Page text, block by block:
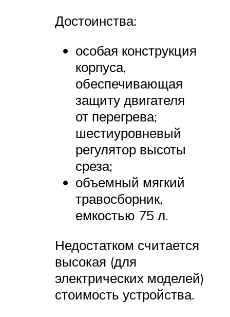
Достоинства:
особая конструкция
корпуса,
обеспечивающая
защиту двигателя
от перегрева;
шестиуровневый
регулятор высоты
среза;
объемный мягкий
травосборник,
емкостью 75 л.
Недостатком считается
высокая (для
электрических моделей)
стоимость устройства.